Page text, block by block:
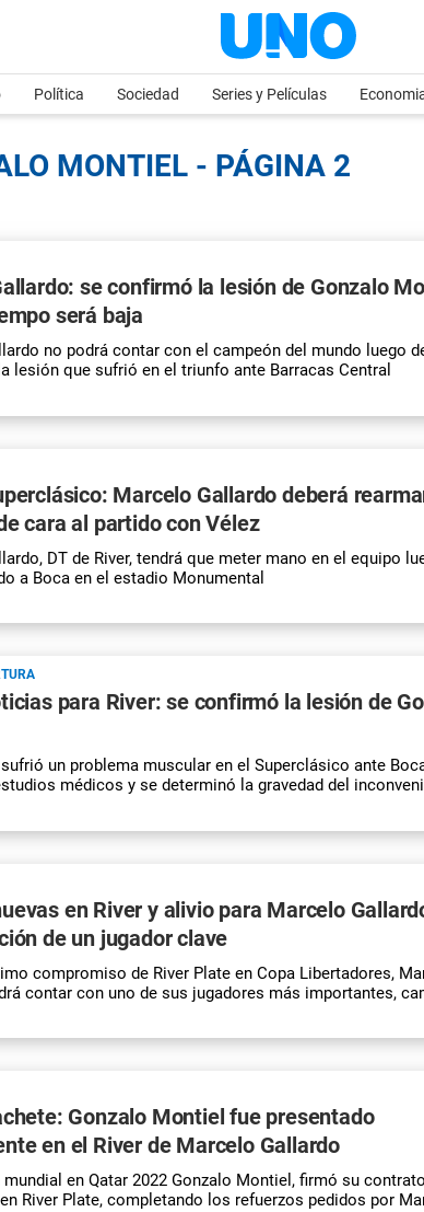
Política Sociedad Series y Películas
MONTIEL - PÁGINA 2
se confirmó la lesión de Gonzalo
será baja
no podrá contar con el campeón del mundo luego
lesión que sufrió en el triunfo ante Barracas Central
Marcelo Gallardo deberá
cara al partido con Vélez
DT de River, tendrá que meter mano en el equipo
a Boca en el estadio Monumental
para River: se confirmó la lesión de
un problema muscular en el Superclásico ante
médicos y se determinó la gravedad del
en River y alivio para Marcelo
de un jugador clave
compromiso de River Plate en Copa Libertadores,
contar con uno de sus jugadores más importantes,
Gonzalo Montiel fue presentado
en el River de Marcelo Gallardo
mundial en Qatar 2022 Gonzalo Montiel, firmó su
River Plate, completando los refuerzos pedidos por